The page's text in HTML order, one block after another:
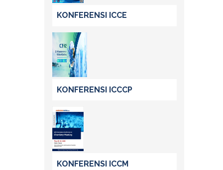
KONFERENSI ICCE
KONFERENSI ICCCP
KONFERENSI ICCM